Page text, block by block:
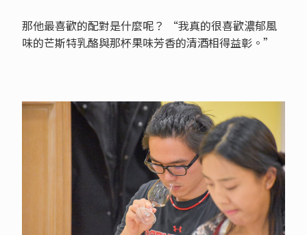
那他最喜歡的配對是什麼呢？ “我真的很喜歡濃郁風
味的芒斯特乳酪與那杯果味芳香的清酒相得益彰。”